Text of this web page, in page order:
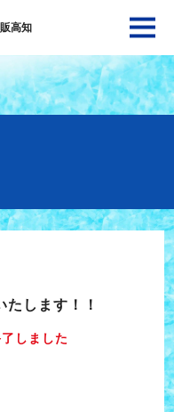
高知
たします！！
しました